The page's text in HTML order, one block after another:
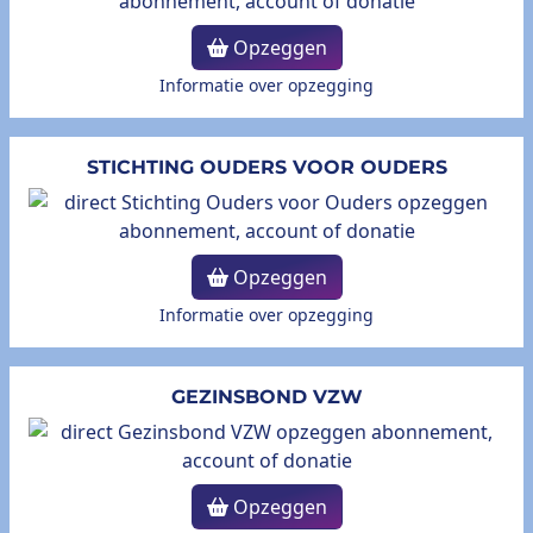
Opzeggen
Informatie over opzegging
STICHTING OUDERS VOOR OUDERS
Opzeggen
Informatie over opzegging
GEZINSBOND VZW
Opzeggen